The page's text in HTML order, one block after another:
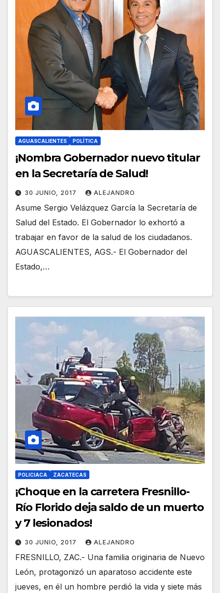
AGUASCALIENTES POLÍTICA
¡Nombra Gobernador nuevo titular
en la Secretaría de Salud!
30 JUNIO, 2017 ALEJANDRO
Asume Sergio Velázquez García la Secretaría de
Salud del Estado. El Gobernador lo exhortó a
trabajar en favor de la salud de los ciudadanos.
AGUASCALIENTES, AGS.- El Gobernador del
Estado,…
POLICIACA ZACATECAS
¡Choque en la carretera Fresnillo-
Río Florido deja saldo de un muerto
y 7 lesionados!
30 JUNIO, 2017 ALEJANDRO
FRESNILLO, ZAC.- Una familia originaria de Nuevo
León, protagonizó un aparatoso accidente este
jueves, en él un hombre perdió la vida y siete más